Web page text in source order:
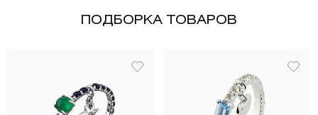
ПОДБОРКА ТОВАРОВ